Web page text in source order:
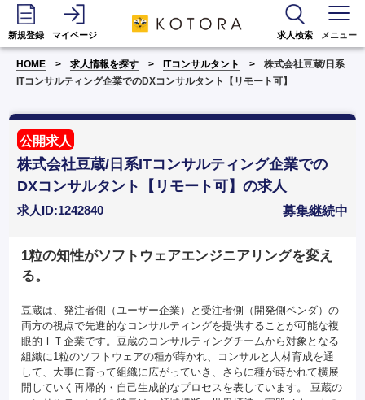
新規登録 マイページ 求人検索 メニュー
HOME 求人情報を探す ITコンサルタント
株式会社豆蔵/日系
ITコンサルティング企業でのDXコンサルタント【リモート可】
公開求人
株式会社豆蔵/日系ITコンサルティング企業での
DXコンサルタント【リモート可】の求人
求人ID:1242840 募集継続中
1粒の知性がソフトウェアエンジニアリングを変え
る。
豆蔵は、発注者側（ユーザー企業）と受注者側（開発側ベンダ）の
両方の視点で先進的なコンサルティングを提供することが可能な複
眼的ＩＴ企業です。豆蔵のコンサルティングチームから対象となる
組織に1粒のソフトウェアの種が蒔かれ、コンサルと人材育成を通
して、大事に育って組織に広がっていき、さらに種が蒔かれて横展
開していく再帰的・自己生成的なプロセスを表しています。 豆蔵の